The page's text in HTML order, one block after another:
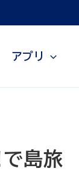
アプリ
島旅